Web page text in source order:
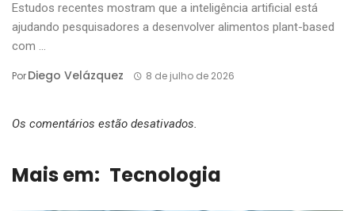
Estudos recentes mostram que a inteligência artificial está
ajudando pesquisadores a desenvolver alimentos plant-based
com ...
PorDiego Velázquez 8 de julho de 2026
Os comentários estão desativados.
Mais em: Tecnologia